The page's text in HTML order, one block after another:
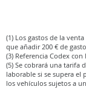
(1) Los gastos de la
que añadir 200 € de
(3) Referencia Codex
(5) Se cobrará una tarifa
laborable si se supera el
los vehículos sujetos a